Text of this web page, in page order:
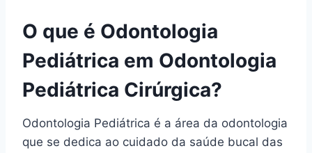
O que é Odontologia
Pediátrica em Odontologia
Pediátrica Cirúrgica?
Odontologia Pediátrica é a área da odontologia
que se dedica ao cuidado da saúde bucal das